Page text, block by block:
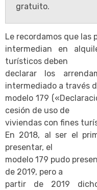
gratuito.
Le recordamos que las
intermedian en
turísticos deben
declarar los
intermediado a través
modelo 179
cesión de uso de
viviendas con fines
En 2018, al ser el
presentar, el
modelo 179 pudo
de 2019, pero a
partir de 2019